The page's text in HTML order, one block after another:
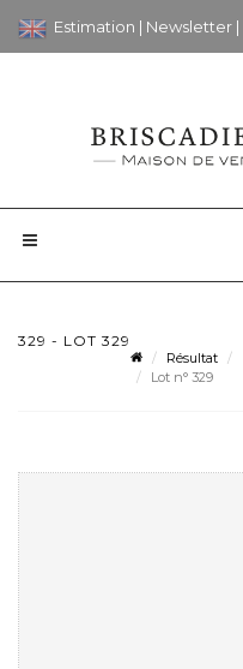
Estimation | Newsletter |
329 - LOT 329
Résultat
Lot n° 329